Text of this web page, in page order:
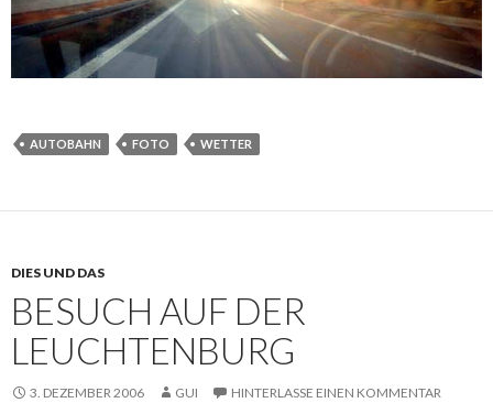
AUTOBAHN FOTO WETTER
DIES UND DAS
BESUCH AUF DER
LEUCHTENBURG
3. DEZEMBER 2006 GUI HINTERLASSE EINEN KOMMENTAR